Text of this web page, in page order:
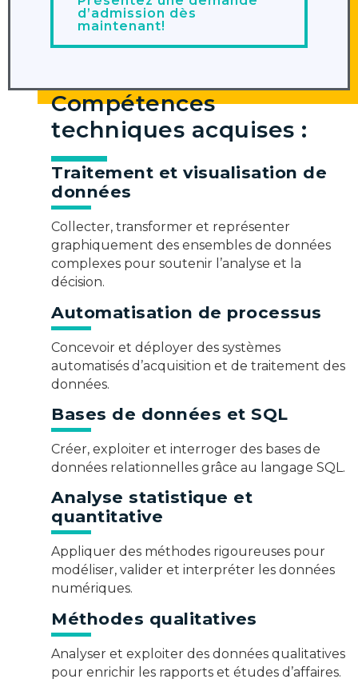
d’admission dès
maintenant!
Compétences
techniques acquises :
Traitement et visualisation de
données
Collecter, transformer et représenter
graphiquement des ensembles de données
complexes pour soutenir l’analyse et la
décision.
Automatisation de processus
Concevoir et déployer des systèmes
automatisés d’acquisition et de traitement des
données.
Bases de données et SQL
Créer, exploiter et interroger des bases de
données relationnelles grâce au langage SQL.
Analyse statistique et
quantitative
Appliquer des méthodes rigoureuses pour
modéliser, valider et interpréter les données
numériques.
Méthodes qualitatives
Analyser et exploiter des données qualitatives
pour enrichir les rapports et études d’affaires.